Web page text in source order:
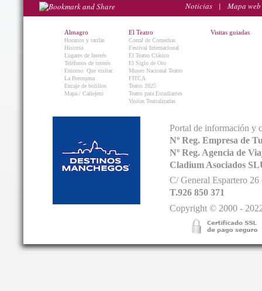
Noticias | Mapa web
Almagro
Horarios y tarifas
Historia
Lugares de Interés
Teléfonos de interés
Entorno. Que visitar.
La Berenjena
Encaje de bolillos
Mapa / Callejero
El Teatro
Corral de Comedias
Festival Internacional
El Teatro Clásico
El Siglo de Oro
Museo Nacional Teatro
FITCA
Teatro 2025
Teatro para Estudiantes
Visitas Teatralizadas
Visitas guiadas
Portal de información y
Nº Reg. Empresa de
Nº Reg. Agencia de
Cladium Asociados
C/ General Espartero
T.926 850 371
Copyright © 2000 -